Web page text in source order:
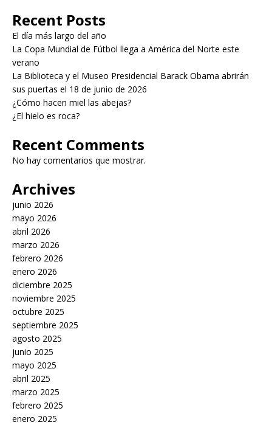
Recent Posts
El día más largo del año
La Copa Mundial de Fútbol llega a América del Norte este
verano
La Biblioteca y el Museo Presidencial Barack Obama abrirán
sus puertas el 18 de junio de 2026
¿Cómo hacen miel las abejas?
¿El hielo es roca?
Recent Comments
No hay comentarios que mostrar.
Archives
junio 2026
mayo 2026
abril 2026
marzo 2026
febrero 2026
enero 2026
diciembre 2025
noviembre 2025
octubre 2025
septiembre 2025
agosto 2025
junio 2025
mayo 2025
abril 2025
marzo 2025
febrero 2025
enero 2025